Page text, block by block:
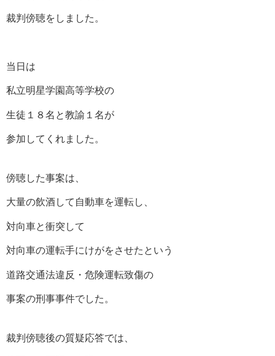
裁判傍聴をしました。
当日は
私立明星学園高等学校の
生徒１８名と教諭１名が
参加してくれました。
傍聴した事案は、
大量の飲酒して自動車を運転し、
対向車と衝突して
対向車の運転手にけがをさせたという
道路交通法違反・危険運転致傷の
事案の刑事事件でした。
裁判傍聴後の質疑応答では、